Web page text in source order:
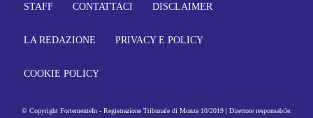
STAFF CONTATTACI DISCLAIMER
LA REDAZIONE PRIVACY E POLICY
COOKIE POLICY
© Copyright FortementeIn - Registrazione Tribunale di Monza 10/2019 | Direttore responsabile: